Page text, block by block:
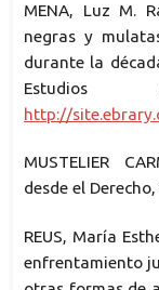
MENA, Luz M.
negras y
durante la
http://
MUSTELIER
desde el
REUS, María
enfrentamiento